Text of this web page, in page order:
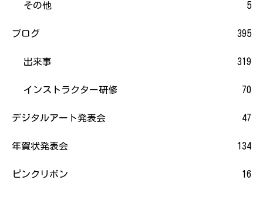
その他 5
ブログ 395
出来事 319
インストラクター研修 70
デジタルアート発表会 47
年賀状発表会 134
ピンクリボン 16